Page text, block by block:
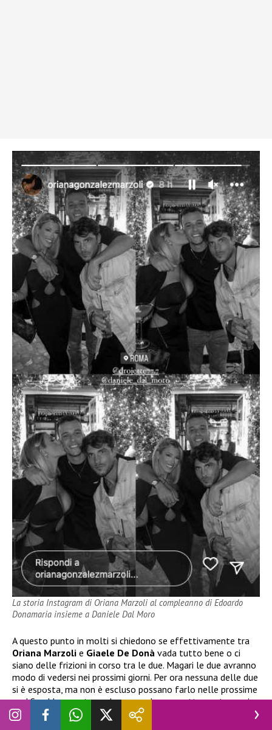
La storia Instagram di Oriana Marzoli al compleanno di Edoardo
Donamaria insieme a Daniele Dal Moro
A questo punto in molti si chiedono se effettivamente tra
Oriana Marzoli e Giaele De Donà vada tutto bene o ci
siano delle frizioni in corso tra le due. Magari le due avranno
modo di vedersi nei prossimi giorni. Per ora nessuna delle due
si è esposta, ma non è escluso possano farlo nelle prossime
ore! Sarebbe questo anche un modo per mettere a tacere i
pettegolezzi di una presunta lite tra loro. Attendiamo
notizie da parte delle dirette interessate.